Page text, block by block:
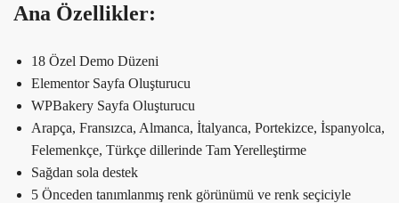
Ana Özellikler:
18 Özel Demo Düzeni
Elementor Sayfa Oluşturucu
WPBakery Sayfa Oluşturucu
Arapça, Fransızca, Almanca, İtalyanca, Portekizce, İspanyolca,
Felemenkçe, Türkçe dillerinde Tam Yerelleştirme
Sağdan sola destek
5 Önceden tanımlanmış renk görünümü ve renk seçiciyle